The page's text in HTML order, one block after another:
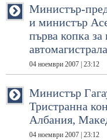
Министър-
и министър
първа копка за
04 ноември 2007 | 23:12
Министър
Тристранна
Албания,
04 ноември 2007 | 23:12